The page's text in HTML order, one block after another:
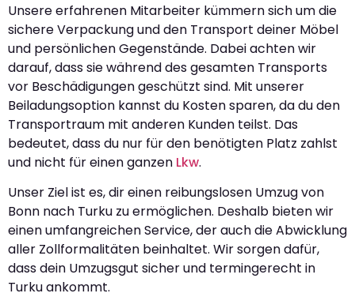
Unsere erfahrenen Mitarbeiter kümmern sich um die
sichere Verpackung und den Transport deiner Möbel
und persönlichen Gegenstände. Dabei achten wir
darauf, dass sie während des gesamten Transports
vor Beschädigungen geschützt sind. Mit unserer
Beiladungsoption kannst du Kosten sparen, da du den
Transportraum mit anderen Kunden teilst. Das
bedeutet, dass du nur für den benötigten Platz zahlst
und nicht für einen ganzen Lkw.
Unser Ziel ist es, dir einen reibungslosen Umzug von
Bonn nach Turku zu ermöglichen. Deshalb bieten wir
einen umfangreichen Service, der auch die Abwicklung
aller Zollformalitäten beinhaltet. Wir sorgen dafür,
dass dein Umzugsgut sicher und termingerecht in
Turku ankommt.